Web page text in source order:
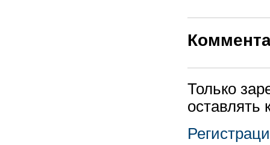
Только
оставлять